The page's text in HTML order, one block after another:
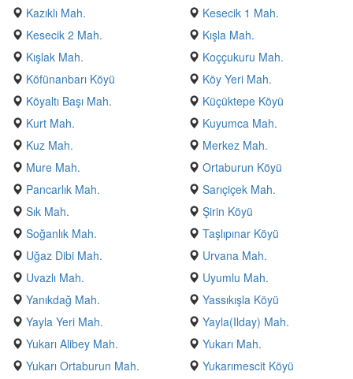
Kazıklı Mah.
Kesecik 1 Mah.
Kesecik 2 Mah.
Kışla Mah.
Kışlak Mah.
Koççukuru Mah.
Köfünanbarı Köyü
Köy Yeri Mah.
Köyaltı Başı Mah.
Küçüktepe Köyü
Kurt Mah.
Kuyumca Mah.
Kuz Mah.
Merkez Mah.
Mure Mah.
Ortaburun Köyü
Pancarlık Mah.
Sarıçiçek Mah.
Sık Mah.
Şirin Köyü
Soğanlık Mah.
Taşlıpınar Köyü
Uğaz Dibi Mah.
Urvana Mah.
Uvazlı Mah.
Uyumlu Mah.
Yanıkdağ Mah.
Yassıkışla Köyü
Yayla Yeri Mah.
Yayla(Ilday) Mah.
Yukarı Alibey Mah.
Yukarı Mah.
Yukarı Ortaburun Mah.
Yukarımescit Köyü